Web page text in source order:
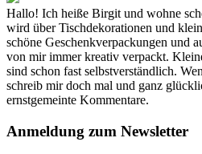
Hallo! Ich heiße Birgit und wohne
wird über Tischdekorationen und
schöne Geschenkverpackungen und
von mir immer kreativ verpackt.
sind schon fast selbstverständlich.
schreib mir doch mal und ganz
ernstgemeinte Kommentare.
Anmeldung zum Newsletter